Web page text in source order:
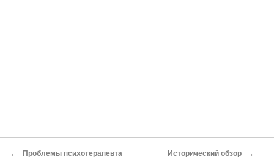
← Проблемы психотерапевта Исторический обзор →